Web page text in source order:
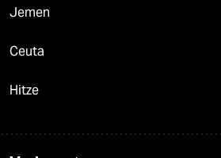
Jemen
Ceuta
Hitze